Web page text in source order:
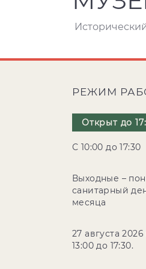
РЕЖИМ
Открыт до
С 10:00 до 17:30
Выходные –
санитарный
месяца
27 августа
13:00 до 17:30.